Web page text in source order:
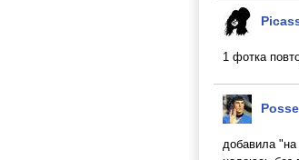
1 фотка
добавила "на